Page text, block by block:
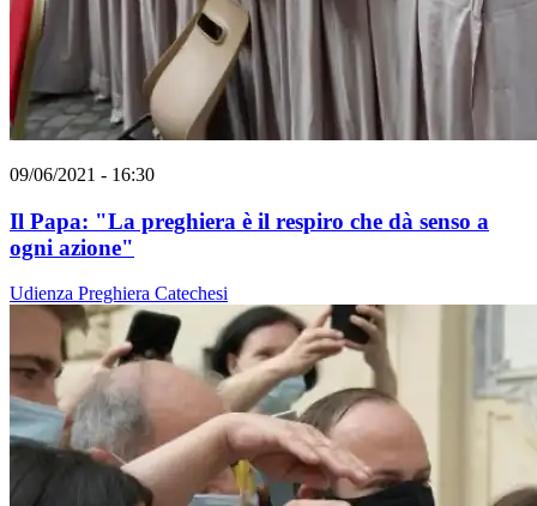
09/06/2021 - 16:30
Il Papa: "La preghiera è il respiro che dà senso a
ogni azione"
Udienza Preghiera Catechesi